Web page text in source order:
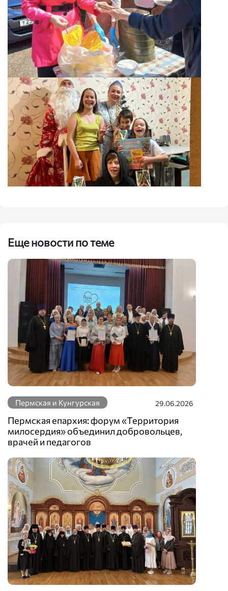
Еще новости по теме
Пермская и Кунгурская 29.06.2026
Пермская епархия: форум «Территория
милосердия» объединил добровольцев,
врачей и педагогов